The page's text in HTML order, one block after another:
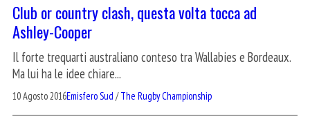
Club or country clash, questa volta tocca ad
Ashley-Cooper
Il forte trequarti australiano conteso tra Wallabies e Bordeaux.
Ma lui ha le idee chiare...
10 Agosto 2016Emisfero Sud /The Rugby Championship